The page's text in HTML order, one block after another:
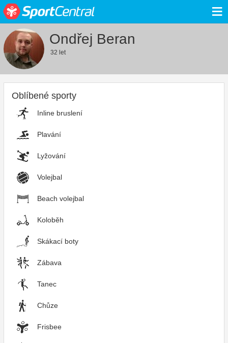
≡
Ondřej Beran
32 let
Oblíbené sporty
Inline bruslení
Plavání
Lyžování
Volejbal
Beach volejbal
Koloběh
Skákací boty
Zábava
Tanec
Chůze
Frisbee